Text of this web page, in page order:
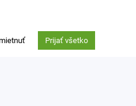
Prijať všetko